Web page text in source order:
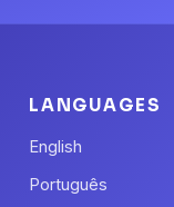
LANGUAGES
English
Português